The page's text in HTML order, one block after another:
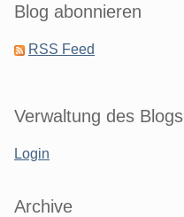
Blog abonnieren
RSS Feed
Verwaltung des Blogs
Login
Archive